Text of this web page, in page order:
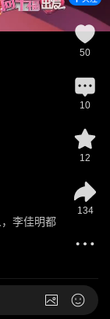
李佳明都
50
10
12
134